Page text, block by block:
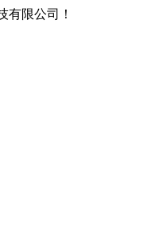
有限公司！